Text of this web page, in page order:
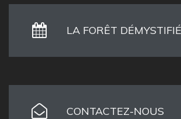
LA FORÊT
CONTACTEZ-NOUS